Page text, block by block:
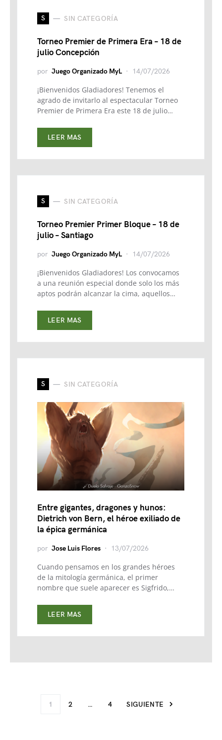
S SIN CATEGORÍA
Torneo Premier de Primera Era – 18 de
julio Concepción
por Juego Organizado MyL 14/07/2026
¡Bienvenidos Gladiadores! Tenemos el
agrado de invitarlo al espectacular Torneo
Premier de Primera Era este 18 de julio…
LEER MAS
S SIN CATEGORÍA
Torneo Premier Primer Bloque – 18 de
julio – Santiago
por Juego Organizado MyL 14/07/2026
¡Bienvenidos Gladiadores! Los convocamos
a una reunión especial donde solo los más
aptos podrán alcanzar la cima, aquellos…
LEER MAS
S SIN CATEGORÍA
Entre gigantes, dragones y hunos:
Dietrich von Bern, el héroe exiliado de
la épica germánica
por Jose Luis Flores 13/07/2026
Cuando pensamos en los grandes héroes
de la mitología germánica, el primer
nombre que suele aparecer es Sigfrido,…
LEER MAS
1 2 … 4 SIGUIENTE